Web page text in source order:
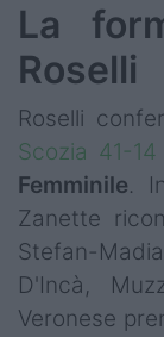
La
Roselli
Roselli
Scozia 41-14
Femminile.
Zanette
Stefan-
D'Incà,
Veronese